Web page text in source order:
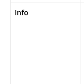
Info